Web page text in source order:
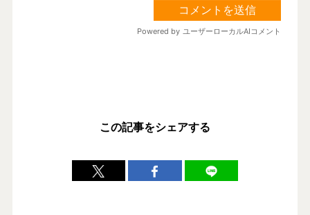
この記事をシェアする